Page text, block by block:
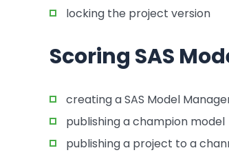
locking the project version
Scoring SAS
creating a SAS Model
publishing a champion model
publishing a project to a